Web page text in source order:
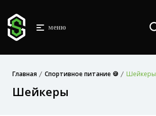
меню
Главная Спортивное питание 🍪 Шейкеры
Шейкеры